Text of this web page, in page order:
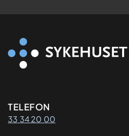
Kontaktinformasjon
TELEFON
33 34 20 00